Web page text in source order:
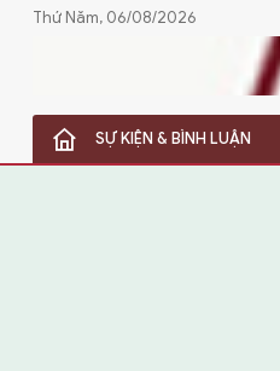
Thứ Năm, 06/08/2026
SỰ KIỆN & BÌNH LUẬN
SỰ KIỆN & BÌNH LUẬN